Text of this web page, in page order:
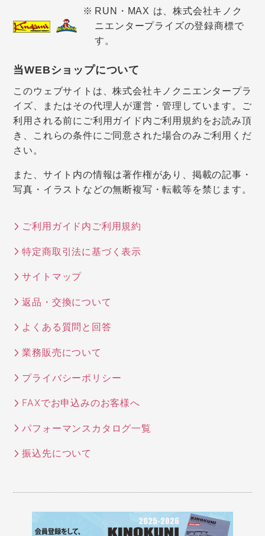
RUN・MAX は、株式会社キノク
ニエンタープライズの登録商標で
す。
当WEBショップについて
このウェブサイトは、株式会社キノクニエンタープラ
イズ、またはその代理人が運営・管理しています。ご
利用される前にご利用ガイド内ご利用規約をお読み頂
き、これらの条件にご同意された場合のみご利用くだ
さい。
また、サイト内の情報は著作権があり、掲載の記事・
写真・イラストなどの無断複写・転載等を禁じます。
ご利用ガイド内ご利用規約
特定商取引法に基づく表示
サイトマップ
返品・交換について
よくある質問と回答
業務販売について
プライバシーポリシー
FAXでお申込みのお客様へ
パフォーマンスカタログ一覧
振込先について